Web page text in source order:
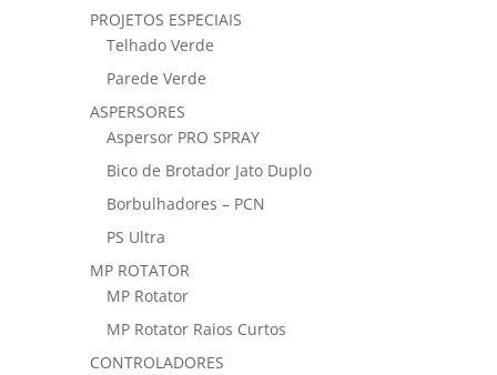
PROJETOS ESPECIAIS
Telhado Verde
Parede Verde
ASPERSORES
Aspersor PRO SPRAY
Bico de Brotador Jato Duplo
Borbulhadores – PCN
PS Ultra
MP ROTATOR
MP Rotator
MP Rotator Raios Curtos
CONTROLADORES